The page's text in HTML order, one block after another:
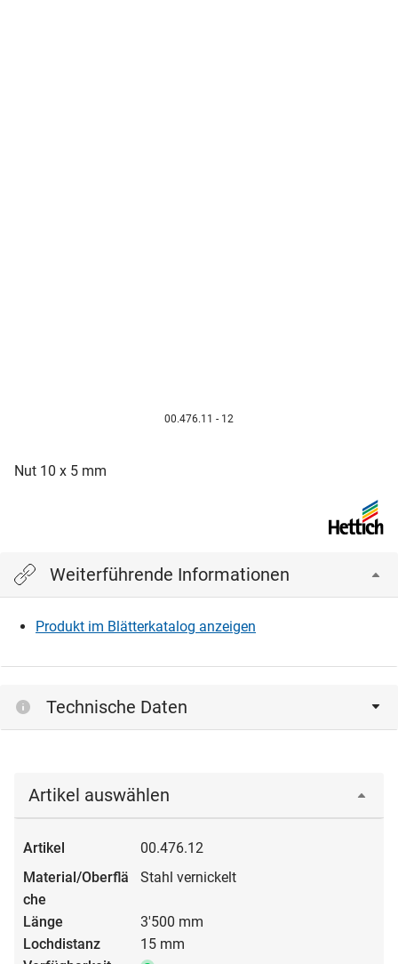
00.476.11 - 12
Nut 10 x 5 mm
Weiterführende Informationen
Produkt im Blätterkatalog anzeigen
Technische Daten
Artikel auswählen
00.476.12
Stahl vernickelt
3'500 mm
15 mm